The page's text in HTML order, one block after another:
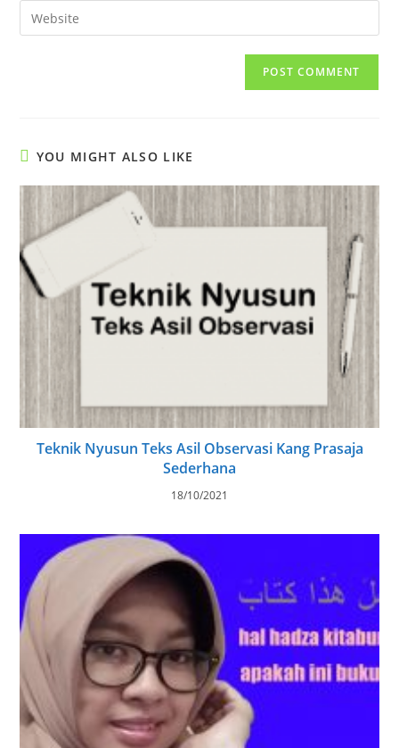
comment
address
Enter
your
YOU MIGHT ALSO LIKE
Teknik Nyusun Teks Asil Observasi Kang Prasaja
Sederhana
18/10/2021